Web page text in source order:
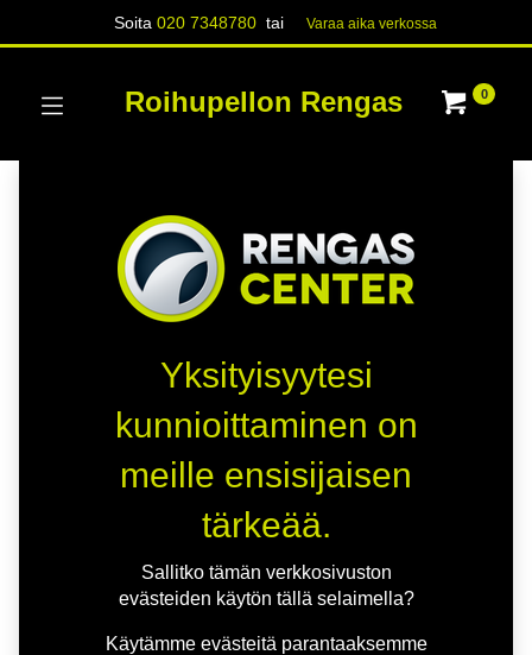
Soita020 7348780 tai Varaa aika verk​​​​ossa
Roihupellon Rengas 0
Yksityisyytesi
kunnioittaminen on
meille ensisijaisen
tärkeää.
Sallitko tämän verkkosivuston
evästeiden käytön tällä selaimella?
Käytämme evästeitä parantaaksemme